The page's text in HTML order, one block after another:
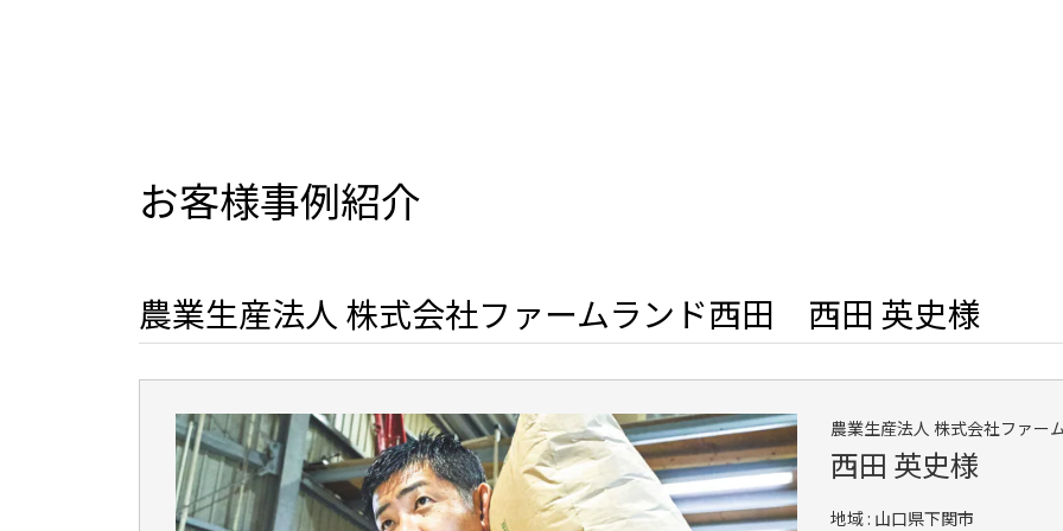
お客様事例紹介
農業生産法人 株式会社ファームランド西田 西田 英史様
農業生産法人 株式会社ファー
西田 英史様
地域 : 山口県下関市